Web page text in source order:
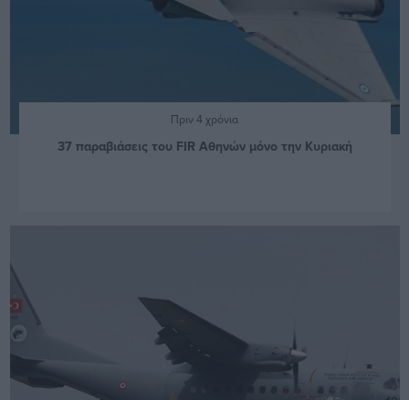
Πριν 4 χρόνια
37 παραβιάσεις του FIR Αθηνών μόνο την Κυριακή